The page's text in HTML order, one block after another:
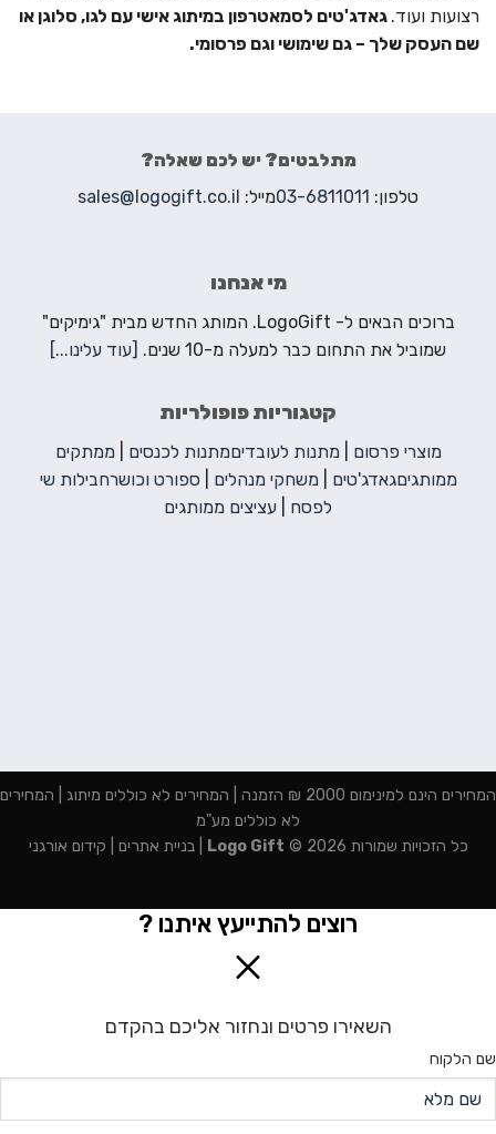
רצועות ועוד. גאדג'טים לסמאטרפון במיתוג אישי עם לגו, סלוגן או
שם העסק שלך – גם שימושי וגם פרסומי.
מתלבטים? יש לכם שאלה?
טלפון: 03-6811011מייל: sales@logogift.co.il
מי אנחנו
ברוכים הבאים ל- LogoGift. המותג החדש מבית "גימיקים"
שמוביל את התחום כבר למעלה מ-10 שנים.
[עוד עלינו...]
קטגוריות פופולריות
מוצרי פרסום מתנות לעובדיםמתנות לכנסים
ממתקים
ממותגיםגאדג'טים משחקי מנהלים ספורט וכושרחבילות שי
לפסח
עציצים ממותגים
המחירים הינם למינימום 2000 ₪ הזמנה | המחירים לא כוללים מיתוג | המחירים
לא כוללים מע"מ
כל הזכויות שמורות 2026 ©
Logo Gift
|בניית אתרים קידום אורגני
רוצים להתייעץ איתנו ?
השאירו פרטים ונחזור אליכם בהקדם
שם הלקוח